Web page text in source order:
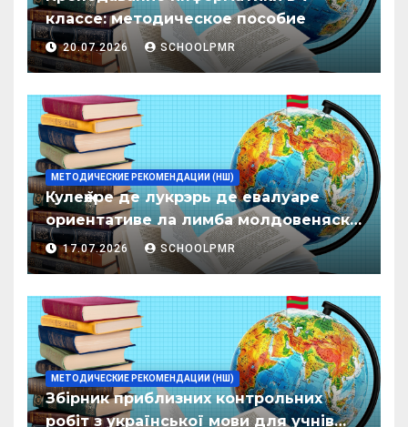
классе: методическое пособие
20.07.2026 SCHOOLPMR
МЕТОДИЧЕСКИЕ РЕКОМЕНДАЦИИ (НШ)
Кулеӂере де лукрэрь де евалуаре
ориентативе ла лимба молдовеняскэ
пентру елевий класелор примаре але
организациилор де ынвэцэмынт
17.07.2026 SCHOOLPMR
МЕТОДИЧЕСКИЕ РЕКОМЕНДАЦИИ (НШ)
Збірник приблизних контрольних
робіт з української мови для учнів